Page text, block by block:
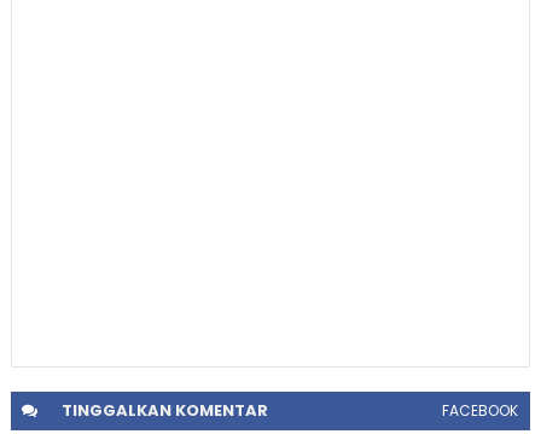
TINGGALKANKOMENTAR FACEBOOK